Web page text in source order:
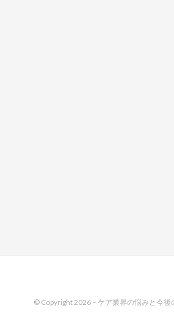
© Copyright 2026 – ケア業界の悩みと今後